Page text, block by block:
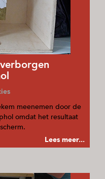
meenemen door de
omdat het resultaat
Lees meer...